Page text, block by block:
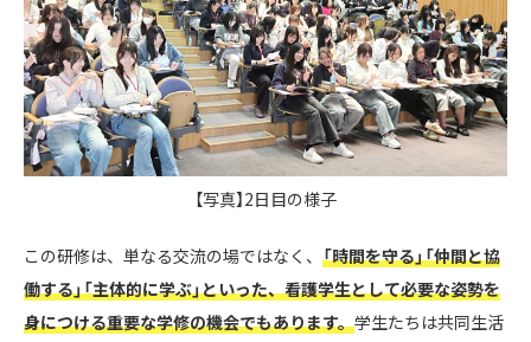
【写真】2日目の様子
この研修は、単なる交流の場ではなく、 「時間を守る」「仲間と協
働する」「主体的に学ぶ」といった、看護学生として必要な姿勢を
身につける重要な学修の機会でもあります。学生たちは共同生活